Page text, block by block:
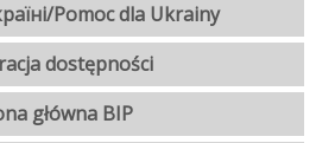
Pomoc dla Ukrainy
dostępności
główna BIP